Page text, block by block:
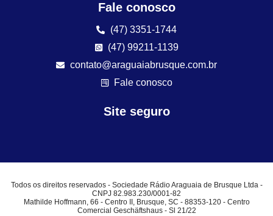
Fale conosco
(47) 3351-1744
(47) 99211-1139
contato@araguaiabrusque.com.br
Fale conosco
Site seguro
Todos os direitos reservados - Sociedade Rádio Araguaia de Brusque Ltda -
CNPJ 82.983.230/0001-82
Mathilde Hoffmann, 66 - Centro II, Brusque, SC - 88353-120 - Centro
Comercial Geschäftshaus - Sl 21/22